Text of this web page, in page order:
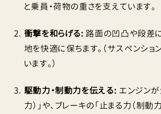
と乗員・荷物の重さを支えています。
衝撃を和らげる: 路面の凹凸や段差
地を快適に保ちます。（サスペンシ
います。）
駆動力・制動力を伝える: エンジン
力）」や、ブレーキの「止まる力（制動